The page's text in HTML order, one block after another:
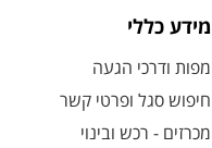
מידע כללי
מפות ודרכי הגעה
חיפוש סגל ופרטי קשר
מכרזים - רכש ובינוי